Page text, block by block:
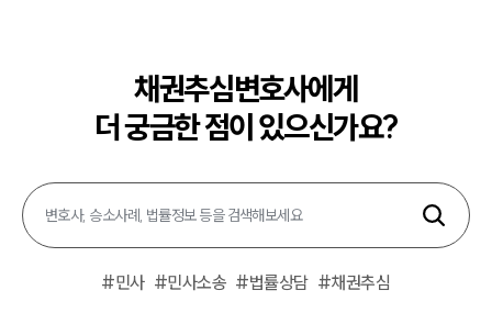
채권추심변호사에게
더 궁금한 점이 있으신가요?
#민사 #민사소송 #법률상담 #채권추심